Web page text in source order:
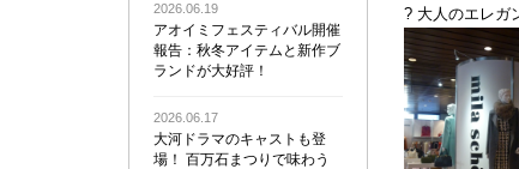
2026.06.19
アオイミフェスティバル開催
報告：秋冬アイテムと新作ブ
ランドが大好評！
2026.06.17
大河ドラマのキャストも登
場！ 百万石まつりで味わう
? 大人のエレガ